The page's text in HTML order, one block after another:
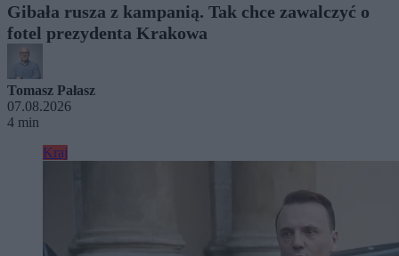
Gibała rusza z kampanią. Tak chce zawalczyć o
fotel prezydenta Krakowa
Tomasz Pałasz
07.08.2026
4 min
Kraj